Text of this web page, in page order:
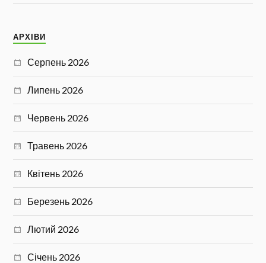
АРХІВИ
Серпень 2026
Липень 2026
Червень 2026
Травень 2026
Квітень 2026
Березень 2026
Лютий 2026
Січень 2026